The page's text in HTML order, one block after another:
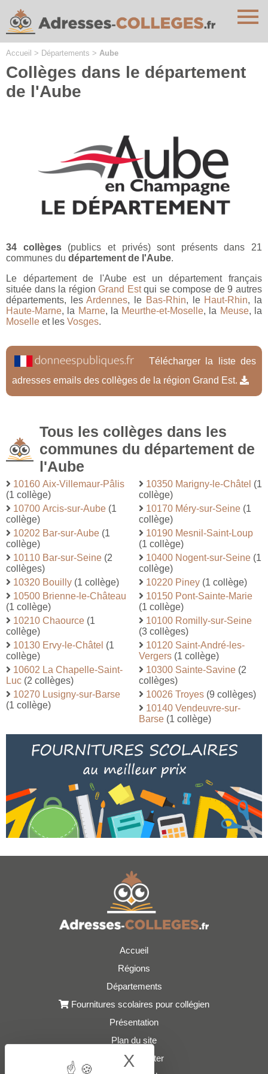
Accueil > Départements > Aube
Collèges dans le département
de l'Aube
34 collèges(publics et privés) sont présents dans 21
communes du département de l'Aube.
Le département de l'Aube est un département français
située dans la régionGrand Estqui se compose de 9 autres
départements, lesArdennes, le Bas-Rhin, le Haut-Rhin, la
Haute-Marne, la Marne, la Meurthe-et-Moselle, la Meuse, la
Moselle et les Vosges.
Télécharger la liste des
adresses emails des collèges de la région Grand Est.
Tous les collèges dans les
communes du département de
l'Aube
10160 Aix-Villemaur-Pâlis
(1 collège)
10700 Arcis-sur-Aube (1
collège)
10202 Bar-sur-Aube (1
collège)
10110 Bar-sur-Seine (2
collèges)
10320 Bouilly (1 collège)
10500 Brienne-le-Château
(1 collège)
10210 Chaource (1
collège)
10130 Ervy-le-Châtel (1
collège)
10602 La Chapelle-Saint-
Luc (2 collèges)
10270 Lusigny-sur-Barse
(1 collège)
10350 Marigny-le-Châtel (1
collège)
10170 Méry-sur-Seine (1
collège)
10190 Mesnil-Saint-Loup
(1 collège)
10400 Nogent-sur-Seine (1
collège)
10220 Piney (1 collège)
10150 Pont-Sainte-Marie
(1 collège)
10100 Romilly-sur-Seine
(3 collèges)
10120 Saint-André-les-
Vergers (1 collège)
10300 Sainte-Savine (2
collèges)
10026 Troyes (9 collèges)
10140 Vendeuvre-sur-
Barse (1 collège)
Accueil
Régions
Départements
Fournitures scolaires pour collégien
Présentation
Plan du site
Nous contacter
X Hide cookie